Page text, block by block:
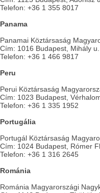
Telefon: +36 1 355 8017
Panama
Panamai Köztársaság
Cím: 1016 Budapest, Mihály u.
Telefon: +36 1 466 9817
Peru
Perui Köztársaság
Cím: 1023 Budapest,
Telefon: +36 1 335 1952
Portugália
Portugál Köztársaság
Cím: 1024 Budapest, Rómer
Telefon: +36 1 316 2645
Románia
Románia Magyarországi